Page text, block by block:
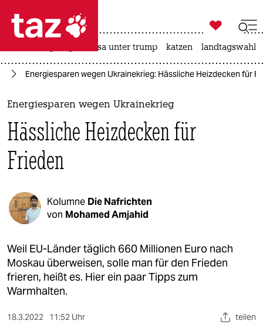
 taz zahl ich
taz zahl ich
themen
politik
öko
kultur
berlin
nord
wahrheit

taz zahl ich
usa unter trump katzen landtagswahl
Energiesparen wegen Ukrainekrieg: Hässliche Heizdecken für
Energiesparen wegen Ukrainekrieg
Hässliche Heizdecken für
Frieden
Kolumne Die Nafrichten
von Mohamed Amjahid
Weil EU-Länder täglich 660 Millionen Euro nach
Moskau überweisen, solle man für den Frieden
frieren, heißt es. Hier ein paar Tipps zum
Warmhalten.
18.3.2022 11:52 Uhr teilen